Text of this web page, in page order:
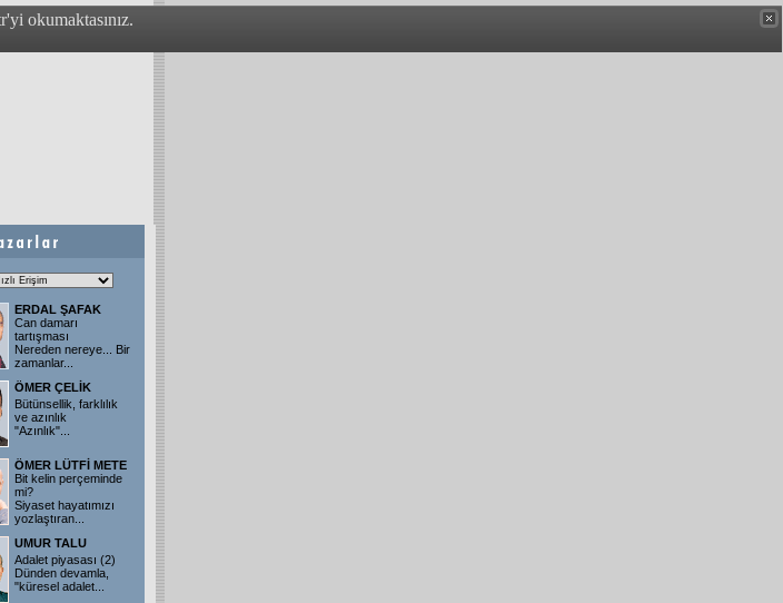
okumaktasınız.
ERDAL ŞAFAK
Can damarı
tartışması
Nereden nereye... Bir
zamanlar...
ÖMER ÇELİK
Bütünsellik, farklılık
ve azınlık
"Azınlık"
ÖMER LÜTFİ METE
Bit kelin perçeminde
mi?
Siyaset hayatımızı
yozlaştıran
UMUR TALU
Adalet piyasası (2)
Dünden devamla,
"küresel adalet